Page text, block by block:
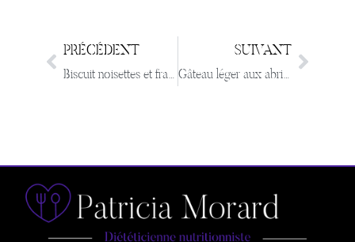
PRÉCÉDENT
Biscuit noisettes et fraises
SUIVANT
Gâteau léger aux abricots